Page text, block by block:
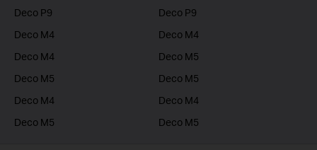
Deco P9
Deco P9
Deco M4
Deco M4
Deco M4
Deco M5
Deco M5
Deco M5
Deco M4
Deco M4
Deco M5
Deco M5